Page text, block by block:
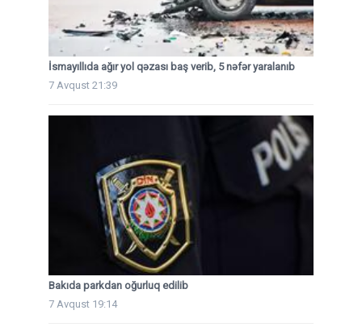
İsmayıllıda ağır yol qəzası baş verib, 5 nəfər yaralanıb
7 Avqust 21:39
Bakıda parkdan oğurluq edilib
7 Avqust 19:14